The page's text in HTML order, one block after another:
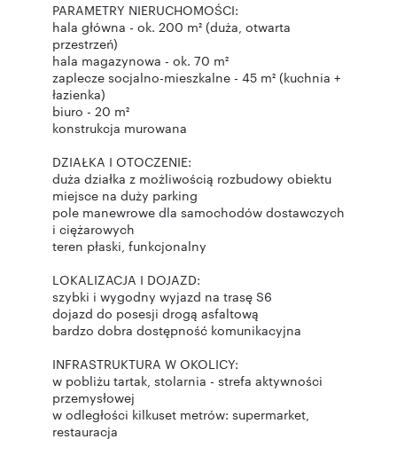
PARAMETRY NIERUCHOMOŚCI:
hala główna - ok. 200 m² (duża, otwarta
przestrzeń)
hala magazynowa - ok. 70 m²
zaplecze socjalno-mieszkalne - 45 m² (kuchnia +
łazienka)
biuro - 20 m²
konstrukcja murowana
DZIAŁKA I OTOCZENIE:
duża działka z możliwością rozbudowy obiektu
miejsce na duży parking
pole manewrowe dla samochodów dostawczych
i ciężarowych
teren płaski, funkcjonalny
LOKALIZACJA I DOJAZD:
szybki i wygodny wyjazd na trasę S6
dojazd do posesji drogą asfaltową
bardzo dobra dostępność komunikacyjna
INFRASTRUKTURA W OKOLICY:
w pobliżu tartak, stolarnia - strefa aktywności
przemysłowej
w odległości kilkuset metrów: supermarket,
restauracja